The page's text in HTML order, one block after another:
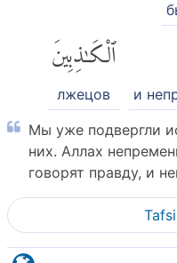
и
ٱلْكَٰذِبِينَ
лжецов
Мы уже подвергли
них. Аллах
говорят правду, и